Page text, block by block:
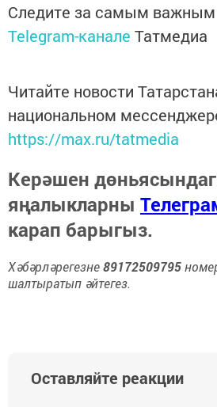
Следите за самым
Telegram-канале Татмедиа
Читайте новости
национальном
https://max.ru/tatmedia
Керәшен
яңалыкларны
карап барыгыз.
Хәбәрләрегезне89172509795
шалтыратып әйтегез.
Оставляйте реакции